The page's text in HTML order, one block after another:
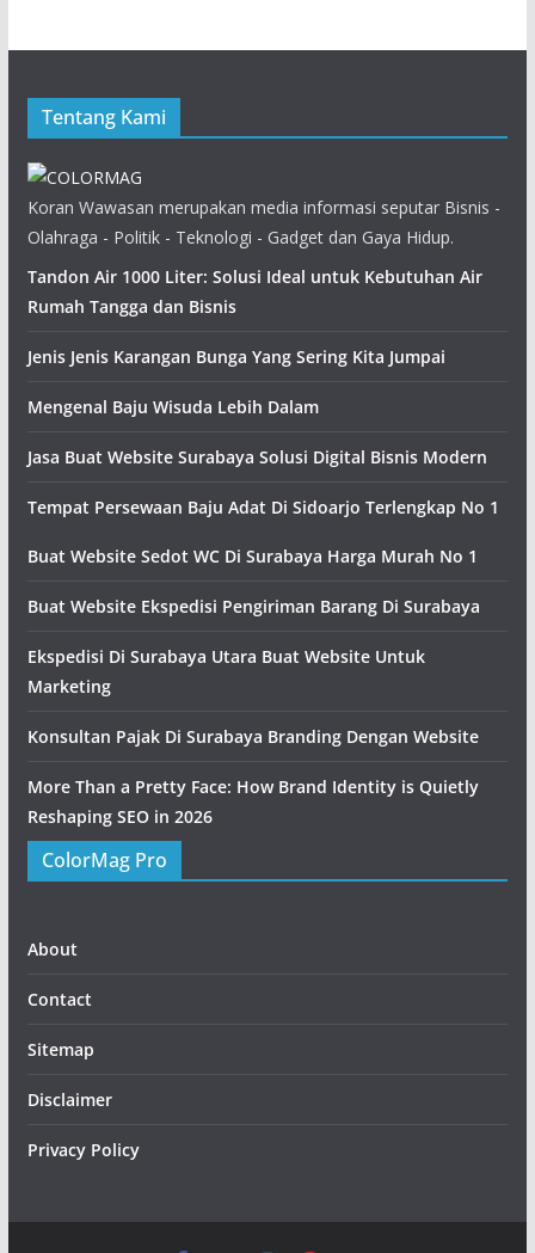
Tentang Kami
Koran Wawasan merupakan media informasi seputar Bisnis -
Olahraga - Politik - Teknologi - Gadget dan Gaya Hidup.
Tandon Air 1000 Liter: Solusi Ideal untuk Kebutuhan Air
Rumah Tangga dan Bisnis
Jenis Jenis Karangan Bunga Yang Sering Kita Jumpai
Mengenal Baju Wisuda Lebih Dalam
Jasa Buat Website Surabaya Solusi Digital Bisnis Modern
Tempat Persewaan Baju Adat Di Sidoarjo Terlengkap No 1
Buat Website Sedot WC Di Surabaya Harga Murah No 1
Buat Website Ekspedisi Pengiriman Barang Di Surabaya
Ekspedisi Di Surabaya Utara Buat Website Untuk
Marketing
Konsultan Pajak Di Surabaya Branding Dengan Website
More Than a Pretty Face: How Brand Identity is Quietly
Reshaping SEO in 2026
ColorMag Pro
About
Contact
Sitemap
Disclaimer
Privacy Policy